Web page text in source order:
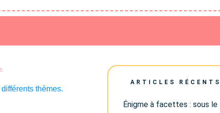
ARTICLES RÉCENTS
Énigme à facettes : sous le